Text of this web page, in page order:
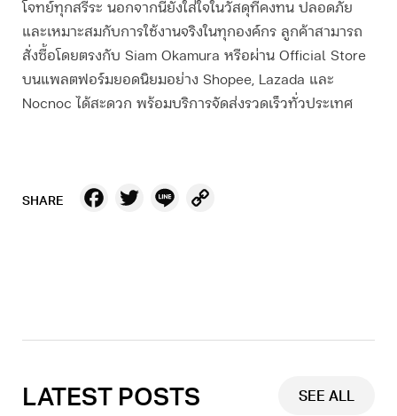
โจทย์ทุกสรีระ นอกจากนี้ยังใส่ใจในวัสดุที่คงทน ปลอดภัย
และเหมาะสมกับการใช้งานจริงในทุกองค์กร ลูกค้าสามารถ
สั่งซื้อโดยตรงกับ Siam Okamura หรือผ่าน Official Store
บนแพลตฟอร์มยอดนิยมอย่าง Shopee, Lazada และ
Nocnoc ได้สะดวก พร้อมบริการจัดส่งรวดเร็วทั่วประเทศ
SHARE Facebook
Twitter
Line
LATEST POSTS SEE ALL